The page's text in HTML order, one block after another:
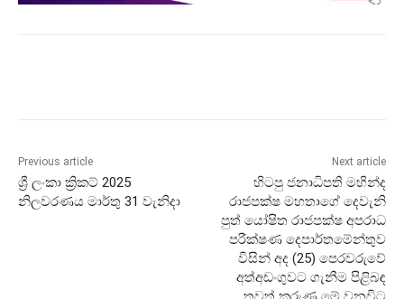
Previous article
ශ්‍රී ලංකා ක්‍රිකට් 2025
නිලවරණය මාර්තු 31 වැනිදා
Next article
හිටපු ජනාධිපති මහින්ද
රාජපක්ෂ මහතාගේ දෙවැනි
පුත් යෝෂිත රාජපක්ෂ අපරාධ
පරීක්ෂණ දෙපාර්තමේන්තුව
විසින් අද (25) පෙරවරුවේ
අත්අඩංගුවට ගැනීම පිළිබඳ